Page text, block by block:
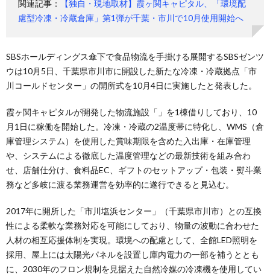
関連記事：
【独自・現地取材】霞ヶ関キャピタル、「環境配
慮型冷凍・冷蔵倉庫」第1弾が千葉・市川で10月使用開始へ
SBSホールディングス傘下で食品物流を手掛ける展開するSBSゼンツ
ウは10月5日、千葉県市川市に開設した新たな冷凍・冷蔵拠点「市
川コールドセンター」の開所式を10月4日に実施したと発表した。
霞ヶ関キャピタルが開発した物流施設「」を1棟借りしており、10
月1日に稼働を開始した。冷凍・冷蔵の2温度帯に特化し、WMS（倉
庫管理システム）を使用した賞味期限を含めた入出庫・在庫管理
や、システムによる徹底した温度管理などの最新技術を組み合わ
せ、店舗仕分け、食料品EC、ギフトのセットアップ・包装・熨斗業
務など多岐に渡る業務運営を効率的に遂行できると見込む。
2017年に開所した「市川塩浜センター」（千葉県市川市）との互換
性による柔軟な業務対応を可能にしており、物量の波動に合わせた
人材の相互応援体制を実現。環境への配慮として、全館LED照明を
採用、屋上には太陽光パネルを設置し庫内電力の一部を補うととも
に、2030年のフロン規制を見据えた自然冷媒の冷凍機を使用してい